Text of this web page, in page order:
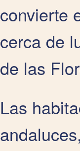
convierte
cerca de
de las
Las